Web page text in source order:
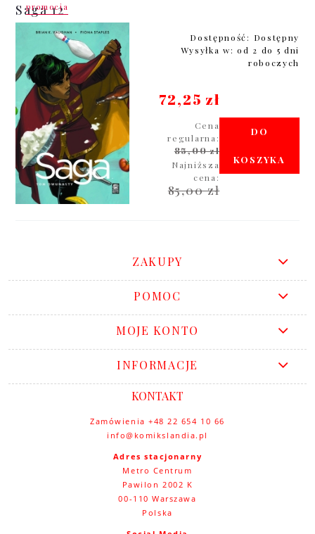
Saga 12
Dostępność: Dostępny
Wysyłka w: od 2 do 5 dni
roboczych
72,25 zł
Cena
regularna:
85,00 zł
Najniższa
cena:
85,00 zł
DO
KOSZYKA
promocja
ZAKUPY
POMOC
MOJE KONTO
INFORMACJE
KONTAKT
Zamówienia +48 22 654 10 66
info@komikslandia.pl
Adres stacjonarny
Metro Centrum
Pawilon 2002 K
00-110 Warszawa
Polska